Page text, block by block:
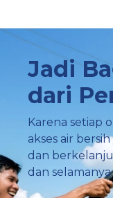
Jadi
dari
Karena setiap
akses air
dan
dan selamanya